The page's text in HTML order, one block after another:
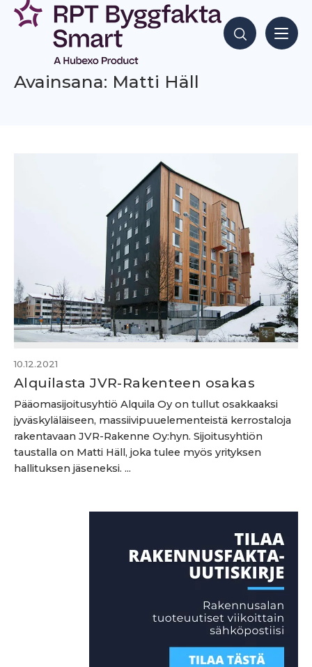
Siirry
sisältöön
Hae sisältöjä
Avainsana: Matti Häll
10.12.2021
Alquilasta JVR-Rakenteen osakas
Pääomasijoitusyhtiö Alquila Oy on tullut osakkaaksi
jyväskyläläiseen, massiivipuuelementeistä kerrostaloja
rakentavaan JVR-Rakenne Oy:hyn. Sijoitusyhtiön
taustalla on Matti Häll, joka tulee myös yrityksen
hallituksen jäseneksi. ...